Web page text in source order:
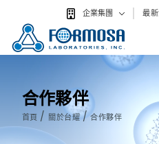
企業集團 最
搜尋
合作夥伴
首頁 / 關於台耀/ 合作夥伴